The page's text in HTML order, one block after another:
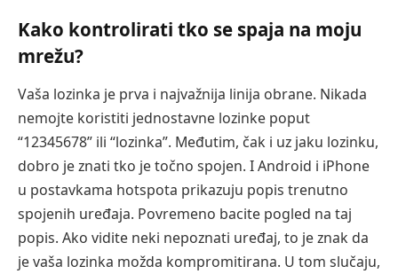
Kako kontrolirati tko se spaja na moju
mrežu?
Vaša lozinka je prva i najvažnija linija obrane. Nikada
nemojte koristiti jednostavne lozinke poput
“12345678” ili “lozinka”. Međutim, čak i uz jaku lozinku,
dobro je znati tko je točno spojen. I Android i iPhone
u postavkama hotspota prikazuju popis trenutno
spojenih uređaja. Povremeno bacite pogled na taj
popis. Ako vidite neki nepoznati uređaj, to je znak da
je vaša lozinka možda kompromitirana. U tom slučaju,